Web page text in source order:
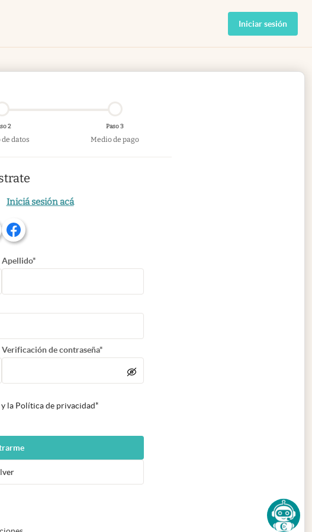
Iniciar sesión
2
datos
Paso 3
Medio de pago
Iniciá sesión acá
Apellido*
Verificación de contraseña*
la Política de privacidad*